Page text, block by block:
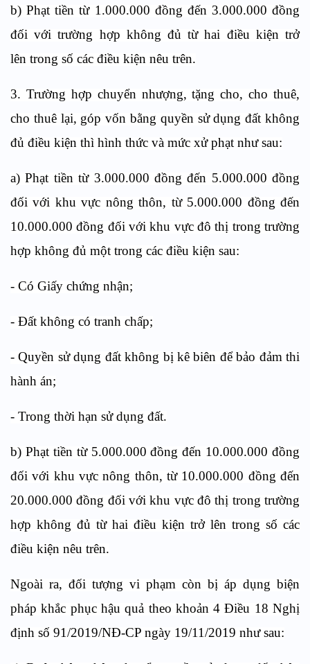
b) Phạt tiền từ 1.000.000 đồng đến 3.000.000 đồng
đối với trường hợp không đủ từ hai điều kiện trở
lên trong số các điều kiện nêu trên.
3. Trường hợp chuyển nhượng, tặng cho, cho thuê,
cho thuê lại, góp vốn bằng quyền sử dụng đất không
đủ điều kiện thì hình thức và mức xử phạt như sau:
a) Phạt tiền từ 3.000.000 đồng đến 5.000.000 đồng
đối với khu vực nông thôn, từ 5.000.000 đồng đến
10.000.000 đồng đối với khu vực đô thị trong trường
hợp không đủ một trong các điều kiện sau:
- Có Giấy chứng nhận;
- Đất không có tranh chấp;
- Quyền sử dụng đất không bị kê biên để bảo đảm thi
hành án;
- Trong thời hạn sử dụng đất.
b) Phạt tiền từ 5.000.000 đồng đến 10.000.000 đồng
đối với khu vực nông thôn, từ 10.000.000 đồng đến
20.000.000 đồng đối với khu vực đô thị trong trường
hợp không đủ từ hai điều kiện trở lên trong số các
điều kiện nêu trên.
Ngoài ra, đối tượng vi phạm còn bị áp dụng biện
pháp khắc phục hậu quả theo khoản 4 Điều 18 Nghị
định số 91/2019/NĐ-CP ngày 19/11/2019 như sau: